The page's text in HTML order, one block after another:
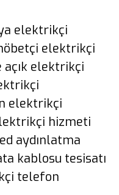
elektrikçi
elektrikçi
açık elektrikçi
elektrikçi
hizmeti
aydınlatma
kablosu tesisatı
telefon